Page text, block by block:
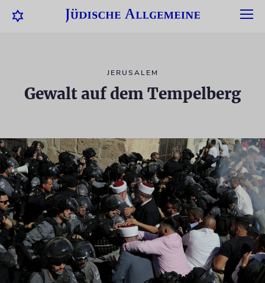
JERUSALEM
Gewalt auf dem Tempelberg